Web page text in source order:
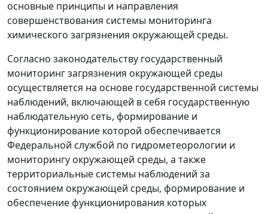
основные принципы и направления
совершенствования системы мониторинга
химического загрязнения окружающей среды.
Согласно законодательству государственный
мониторинг загрязнения окружающей среды
осуществляется на основе государственной системы
наблюдений, включающей в себя государственную
наблюдательную сеть, формирование и
функционирование которой обеспечивается
Федеральной службой по гидрометеорологии и
мониторингу окружающей среды, а также
территориальные системы наблюдений за
состоянием окружающей среды, формирование и
обеспечение функционирования которых